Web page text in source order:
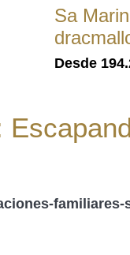
Sa
Desde